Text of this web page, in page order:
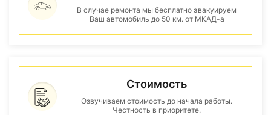
В случае ремонта мы бесплатно эвакуируем
Ваш автомобиль до 50 км. от МКАД-а
Стоимость
Озвучиваем стоимость до начала работы.
Честность в приоритете.